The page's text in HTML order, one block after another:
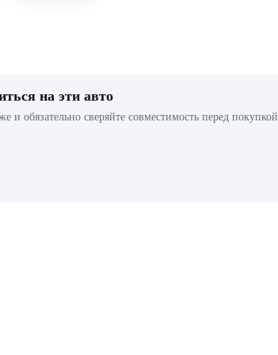
на эти авто
обязательно сверяйте совместимость перед покупкой.